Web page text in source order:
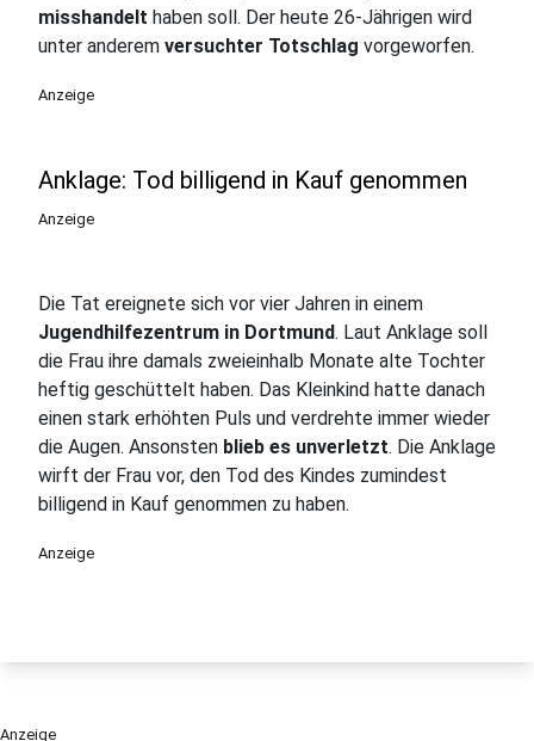
misshandelt haben soll. Der heute 26-Jährigen wird
unter anderem versuchter Totschlag vorgeworfen.
Anzeige
Anklage: Tod billigend in Kauf genommen
Anzeige
Die Tat ereignete sich vor vier Jahren in einem
Jugendhilfezentrum in Dortmund. Laut Anklage soll
die Frau ihre damals zweieinhalb Monate alte Tochter
heftig geschüttelt haben. Das Kleinkind hatte danach
einen stark erhöhten Puls und verdrehte immer wieder
die Augen. Ansonsten blieb es unverletzt. Die Anklage
wirft der Frau vor, den Tod des Kindes zumindest
billigend in Kauf genommen zu haben.
Anzeige
Anzeige